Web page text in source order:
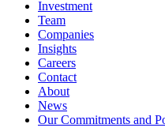
Investment
Team
Companies
Insights
Careers
Contact
About
News
Our Commitments and